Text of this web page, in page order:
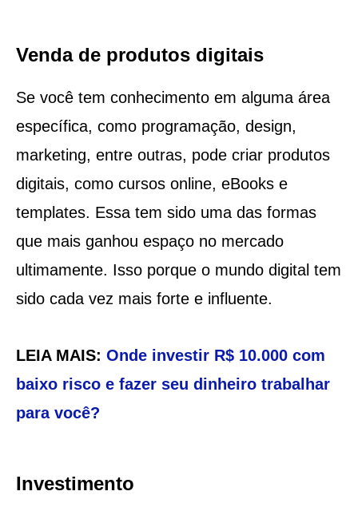
Venda de produtos digitais
Se você tem conhecimento em alguma área
específica, como programação, design,
marketing, entre outras, pode criar produtos
digitais, como cursos online, eBooks e
templates. Essa tem sido uma das formas
que mais ganhou espaço no mercado
ultimamente. Isso porque o mundo digital tem
sido cada vez mais forte e influente.
LEIA MAIS: Onde investir R$ 10.000 com
baixo risco e fazer seu dinheiro trabalhar
para você?
Investimento